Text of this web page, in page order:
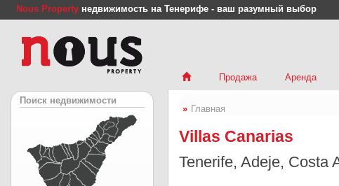
Nous Property недвижимость на Тенерифе - ваш разумный выбор
Поиск недвижимости
Продажа Аренда
Главная
Villas Canarias
Tenerife, Adeje, Costa